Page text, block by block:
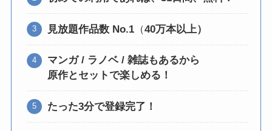
見放題作品数 No.1 （40万本以上）
マンガ / ラノベ / 雑誌もあるから
原作とセットで楽しめる！
たった3分で登録完了！